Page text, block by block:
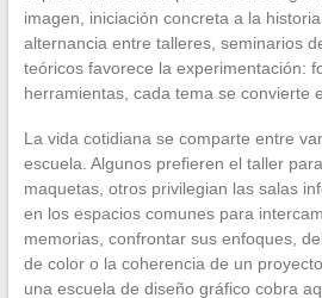
imagen, iniciación concreta a la
alternancia entre talleres, seminarios
teóricos favorece la experimentación:
herramientas, cada tema se convierte
La vida cotidiana se comparte entre
escuela. Algunos prefieren el taller
maquetas, otros privilegian las salas
en los espacios comunes para
memorias, confrontar sus enfoques,
de color o la coherencia de un
una escuela de diseño gráfico cobra